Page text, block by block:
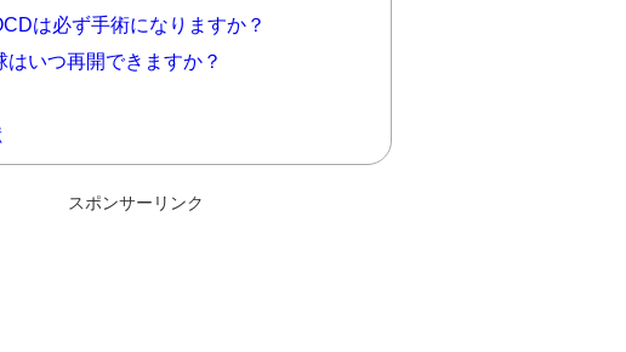
は必ず手術になりますか？
はいつ再開できますか？
スポンサーリンク